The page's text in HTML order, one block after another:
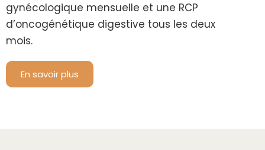
gynécologique mensuelle et une RCP
d’oncogénétique digestive tous les deux
mois.
En savoir plus